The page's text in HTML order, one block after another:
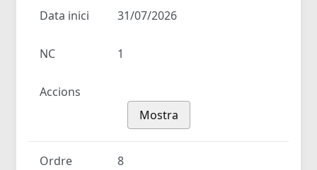
Data inici 31/07/2026
NC 1
Accions
Mostra
Ordre 8